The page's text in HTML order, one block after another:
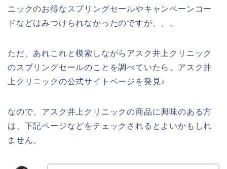
ニックのお得なスプリングセールやキャンペーンコー
ドなどはみつけられなかったのですが、、、
ただ、あれこれと模索しながらアスク井上クリニック
のスプリングセールのことを調べていたら、アスク井
上クリニックの公式サイトページを発見♪
なので、アスク井上クリニックの商品に興味のある方
は、下記ページなどをチェックされるとよいかもしれ
ません。